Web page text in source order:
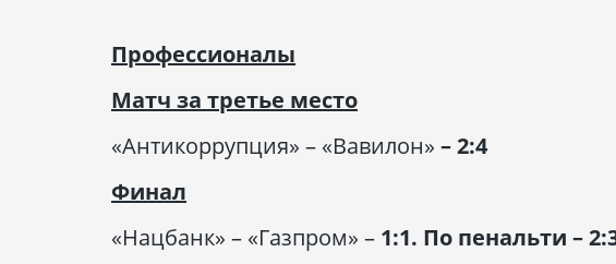
Профессионалы
Матч за третье место
«Антикоррупция» – «Вавилон» – 2:4
Финал
«Нацбанк» – «Газпром» – 1:1. По пенальти –